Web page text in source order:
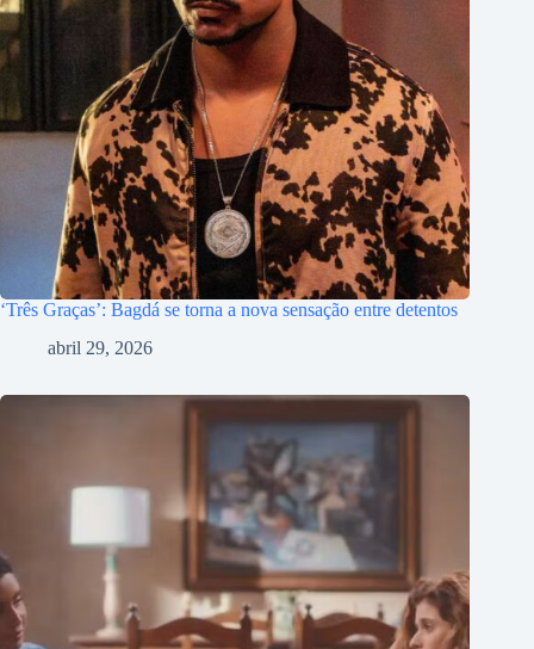
‘Três Graças’: Bagdá se torna a nova sensação entre detentos
abril 29, 2026